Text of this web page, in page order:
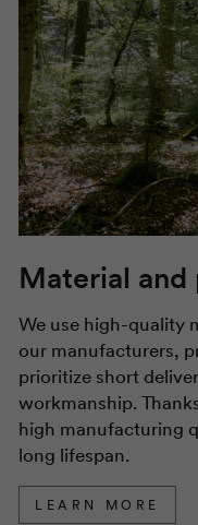
Material
We use high-quality
our manufacturers,
prioritize short
workmanship.
high manufacturing
long lifespan.
LEARN MORE